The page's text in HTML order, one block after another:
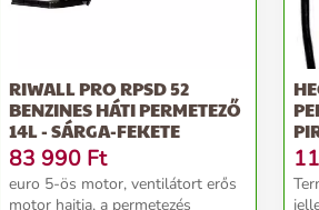
RIWALL PRO RPSD 52
BENZINES HÁTI PERMETEZŐ
14L - SÁRGA-FEKETE
83 990 Ft
euro 5-ös motor, ventilátort erős
motor hajtja, a permetezés